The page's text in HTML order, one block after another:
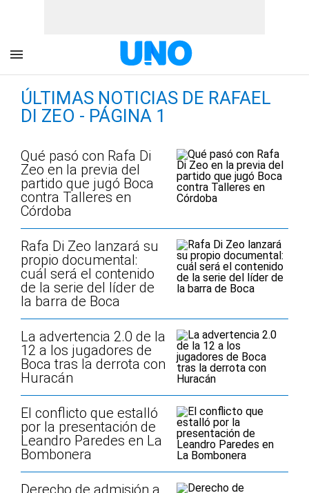
ÚLTIMAS NOTICIAS DE RAFAEL
DI ZEO - PÁGINA 1
Qué pasó con Rafa Di
Zeo en la previa del
partido que jugó Boca
contra Talleres en
Córdoba
Rafa Di Zeo lanzará su
propio documental:
cuál será el contenido
de la serie del líder de
la barra de Boca
La advertencia 2.0 de la
12 a los jugadores de
Boca tras la derrota con
Huracán
El conflicto que estalló
por la presentación de
Leandro Paredes en La
Bombonera
Derecho de admisión a